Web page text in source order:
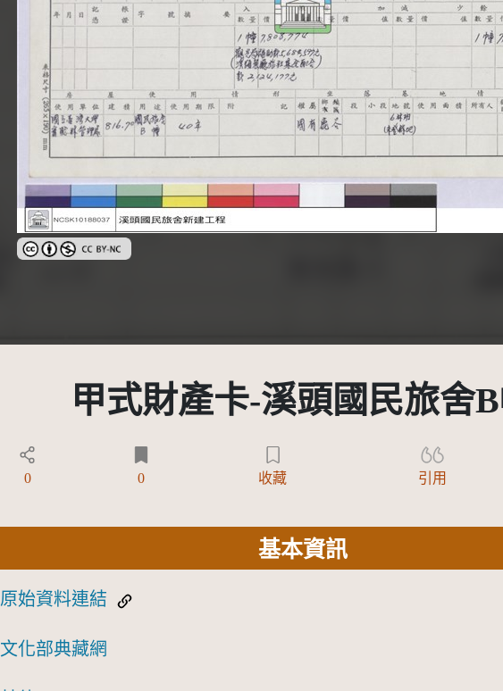
創用CC姓名標示-非商業性 3.0 台灣及其後版本(CC BY-NC 3.0 TW +)
甲式財產卡-溪頭國民旅舍
0 0 收藏 引用
基本資訊
原始資料連結
文化部典藏網